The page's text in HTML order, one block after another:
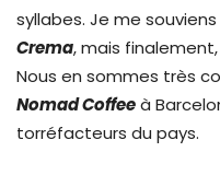
syllabes. Je me
Crema, mais
Nous en sommes très
Nomad Coffeeà
torréfacteurs du pays.